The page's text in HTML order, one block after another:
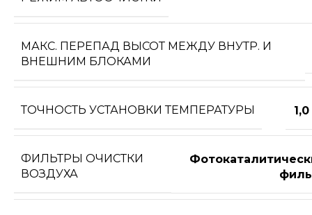
МАКС. ПЕРЕПАД ВЫСОТ МЕЖДУ ВНУТР. И
ВНЕШНИМ БЛОКАМИ
ТОЧНОСТЬ УСТАНОВКИ ТЕМПЕРАТУРЫ
ФИЛЬТРЫ ОЧИСТКИ
ВОЗДУХА